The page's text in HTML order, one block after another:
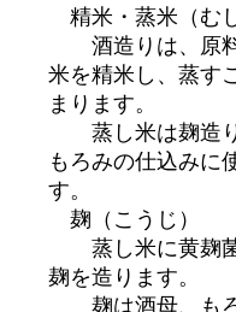
精米・蒸米（む
酒造りは、原
米を精米し、蒸す
まります。
蒸し米は麹造り
もろみの仕込みに
す。
麹（こうじ）
蒸し米に黄麹
麹を造ります。
麹は酒母、も